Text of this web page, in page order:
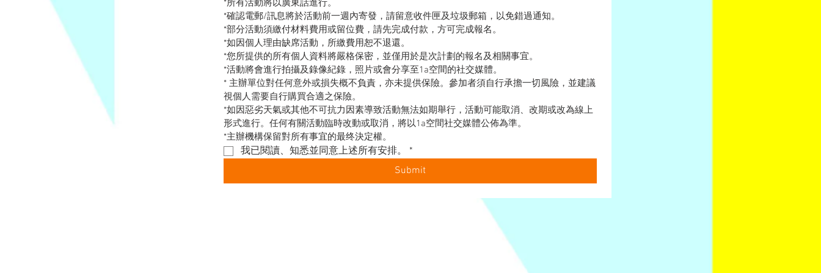
*所有活動將以廣東話進行。
*確認電郵/訊息將於活動前一週內寄發，請留意收件匣及垃圾郵箱，以免錯過通知。
*部分活動須繳付材料費用或留位費，請先完成付款，方可完成報名。
*如因個人理由缺席活動，所繳費用恕不退還。
*您所提供的所有個人資料將嚴格保密，並僅用於是次計劃的報名及相關事宜。
*活動將會進行拍攝及錄像紀錄，照片或會分享至1a空間的社交媒體。
* 主辦單位對任何意外或損失概不負責，亦未提供保險。參加者須自行承擔一切風險，並建議
視個人需要自行購買合適之保險。
*如因惡劣天氣或其他不可抗力因素導致活動無法如期舉行，活動可能取消、改期或改為線上
形式進行。任何有關活動臨時改動或取消，將以1a空間社交媒體公佈為準。
*主辦機構保留對所有事宜的最终決定權。
我已閱讀、知悉並同意上述所有安排。
*
Submit